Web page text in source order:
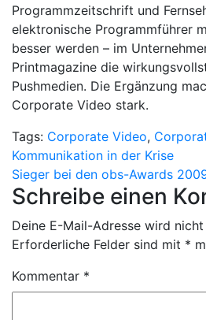
Programmzeitschrift und
elektronische Programmführer
besser werden – im
Printmagazine die
Pushmedien. Die Ergänzung
Corporate Video stark.
Tags: Corporate Video,
Kommunikation in der Krise
Sieger bei den obs-Awards
Schreibe einen
Deine E-Mail-Adresse wird
Erforderliche Felder sind mit *
Kommentar *